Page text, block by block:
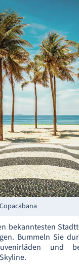
bekanntesten
Bummeln Sie
und